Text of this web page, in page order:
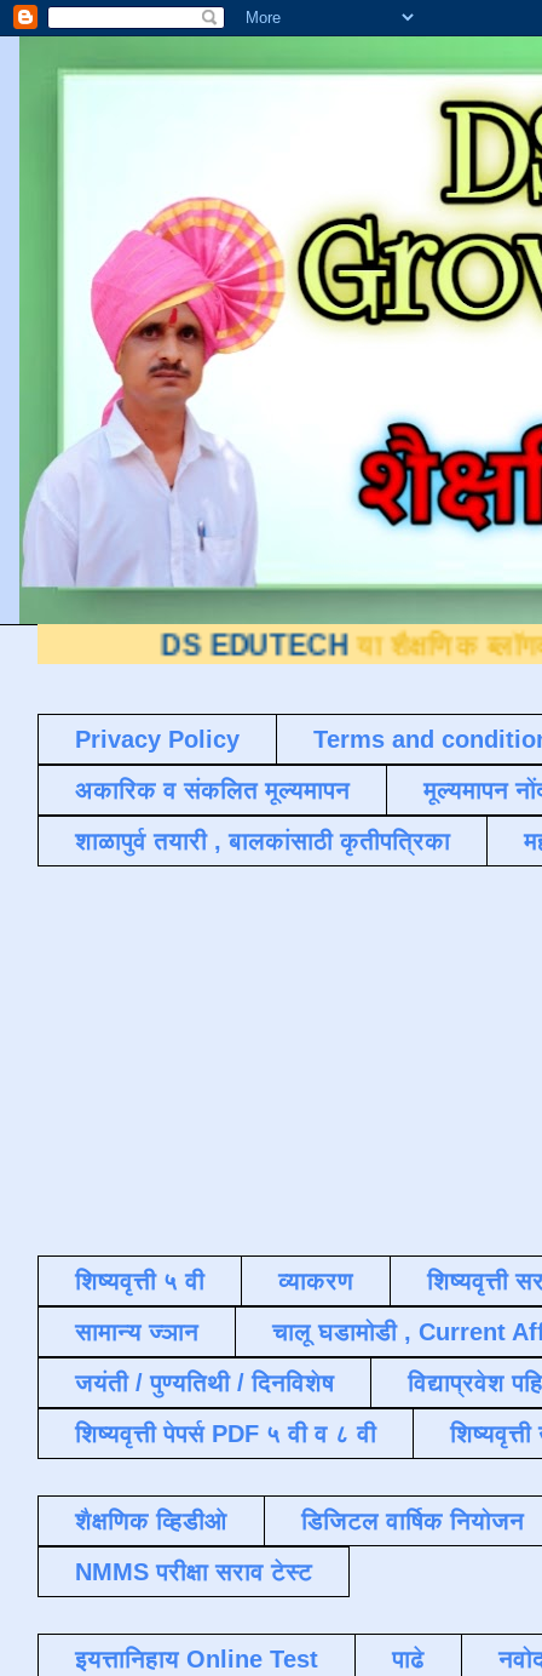
EDUTECH या शैक्षणिक ब्लॉगवर आपले
Privacy Policy
Terms and
अकारिक व संकलित मूल्यमापन
मूल्यमापन
शाळापुर्व तयारी , बालकांसाठी कृतीपत्रिका
शिष्यवृत्ती ५ वी व्याकरण
शिष्यवृत्ती
सामान्य ज्ञान
चालू घडामोडी , Current
जयंती / पुण्यतिथी / दिनविशेष
विद्याप्रवेश
शिष्यवृत्ती पेपर्स PDF ५ वी व ८ वी
शैक्षणिक व्हिडीओ
डिजिटल वार्षिक नियोजन
NMMS परीक्षा सराव टेस्ट
इयत्तानिहाय Online Test पाढे